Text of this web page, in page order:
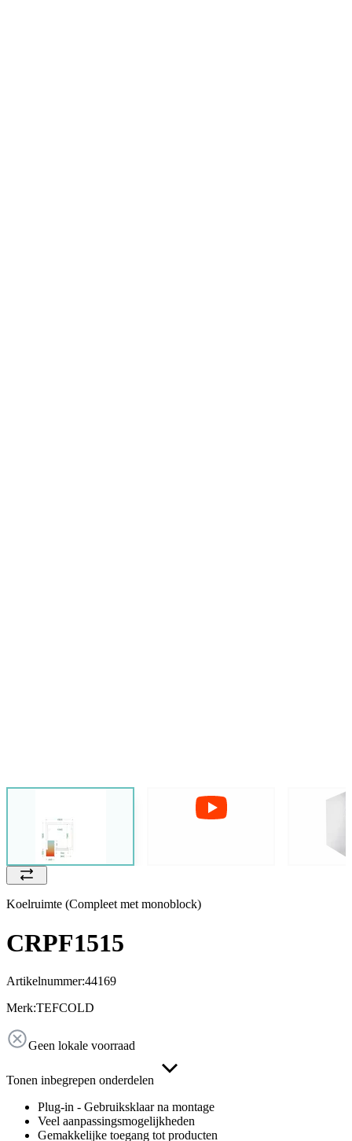
Koelruimte (Compleet met monoblock)
CRPF1515
Artikelnummer:44169
Merk:TEFCOLD
Geen lokale voorraad
Tonen inbegrepen onderdelen
Plug-in - Gebruiksklaar na montage
Veel aanpassingsmogelijkheden
Gemakkelijke toegang tot producten